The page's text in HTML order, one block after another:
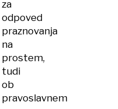
za
odpoved
praznovanja
na
prostem,
tudi
ob
pravoslavnem